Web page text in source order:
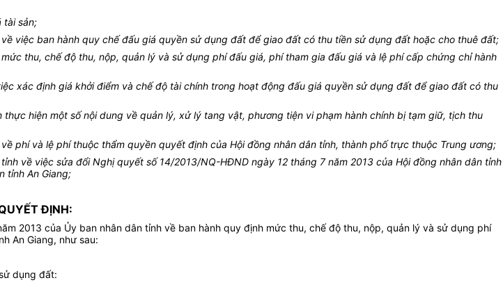
tài sản;
việc ban hành quy chế đấu giá quyền sử dụng đất để giao đất có thu tiền sử dụng đất hoặc cho thuê đất;
thu, chế độ thu, nộp, quản lý và sử dụng phí đấu giá, phí tham gia đấu giá và lệ phí cấp chứng chỉ hành
xác định giá khởi điểm và chế độ tài chính trong hoạt động đấu giá quyền sử dụng đất để giao đất có thu
thực hiện một số nội dung về quản lý, xử lý tang vật, phương tiện vi phạm hành chính bị tạm giữ, tịch thu
phí và lệ phí thuộc thẩm quyền quyết định của Hội đồng nhân dân tỉnh, thành phố trực thuộc Trung ương;
về việc sửa đổi Nghị quyết số 14/2013/NQ-HĐND ngày 12 tháng 7 năm 2013 của Hội đồng nhân dân tỉnh
tỉnh An Giang;
ĐỊNH:
2013 của Ủy ban nhân dân tỉnh về ban hành quy định mức thu, chế độ thu, nộp, quản lý và sử dụng phí
An Giang, như sau:
dụng đất: